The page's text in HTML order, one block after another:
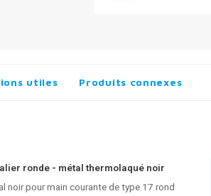
utiles Produits connexes
ronde - métal thermolaqué noir
noir pour main courante de type 17 rond